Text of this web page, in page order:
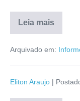
Leia mais
Arquivado em:
Eliton Araujo |